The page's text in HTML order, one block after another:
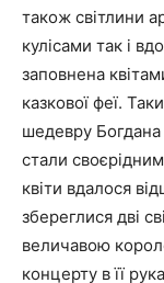
також світлини
кулісами так і
заповнена
казкової феї.
шедевру Богдана
стали
квіти вдалося
збереглися дві
величавою
концерту в її